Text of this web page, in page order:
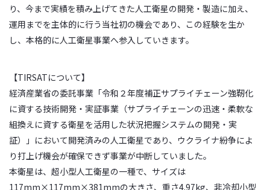
り、今まで実績を積み上げてきた人工衛星の開発・製造に加え、
運用までを主体的に行う当社初の機会であり、この経験を生か
し、本格的に人工衛星事業へ参入していきます。
【TIRSATについて】
経済産業省の委託事業「令和２年度補正サプライチェーン強靭化
に資する技術開発・実証事業（サプライチェーンの迅速・柔軟な
組換えに資する衛星を活用した状況把握システムの開発・実
証）」において開発済みの人工衛星であり、ウクライナ紛争によ
り打上げ機会が確保できず事業が中断していました。
本衛星は、超小型人工衛星の一種で、サイズは
117mm×117mm×381mmの大きさ、重さ4.97kg、非冷却小型